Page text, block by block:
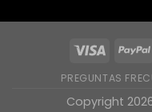
PREGUNTAS
Copyright